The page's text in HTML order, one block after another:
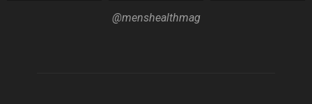
@menshealthmag